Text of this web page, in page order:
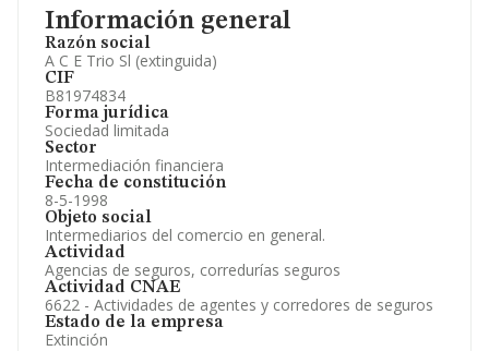
Información general
Razón social
A C E Trio Sl (extinguida)
CIF
B81974834
Forma jurídica
Sociedad limitada
Sector
Intermediación financiera
Fecha de constitución
8-5-1998
Objeto social
Intermediarios del comercio en general.
Actividad
Agencias de seguros, corredurías seguros
Actividad CNAE
6622 - Actividades de agentes y corredores de seguros
Estado de la empresa
Extinción
Información oficial y registral complementaria.